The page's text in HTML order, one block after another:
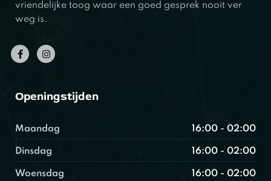
vriendelijke toog waar een goed gesprek nooit ver
weg is.
Openingstijden
Maandag 16:00 - 02:00
Dinsdag 16:00 - 02:00
Woensdag 16:00 - 02:00